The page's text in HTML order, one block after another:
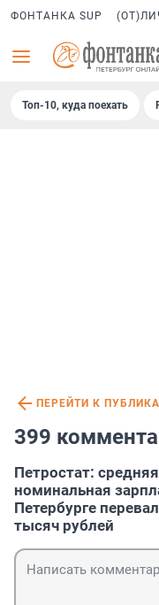
ФОНТАНКА SUP
Топ-10, куда поехать
ПЕРЕЙТИ К
399
Петростат: средняя
номинальная
Петербурге
тысяч рублей